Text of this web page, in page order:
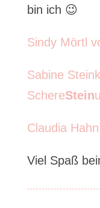
bin ich 😉
Sindy Mörtl
Sabine
SchereStein
Claudia
Viel Spaß